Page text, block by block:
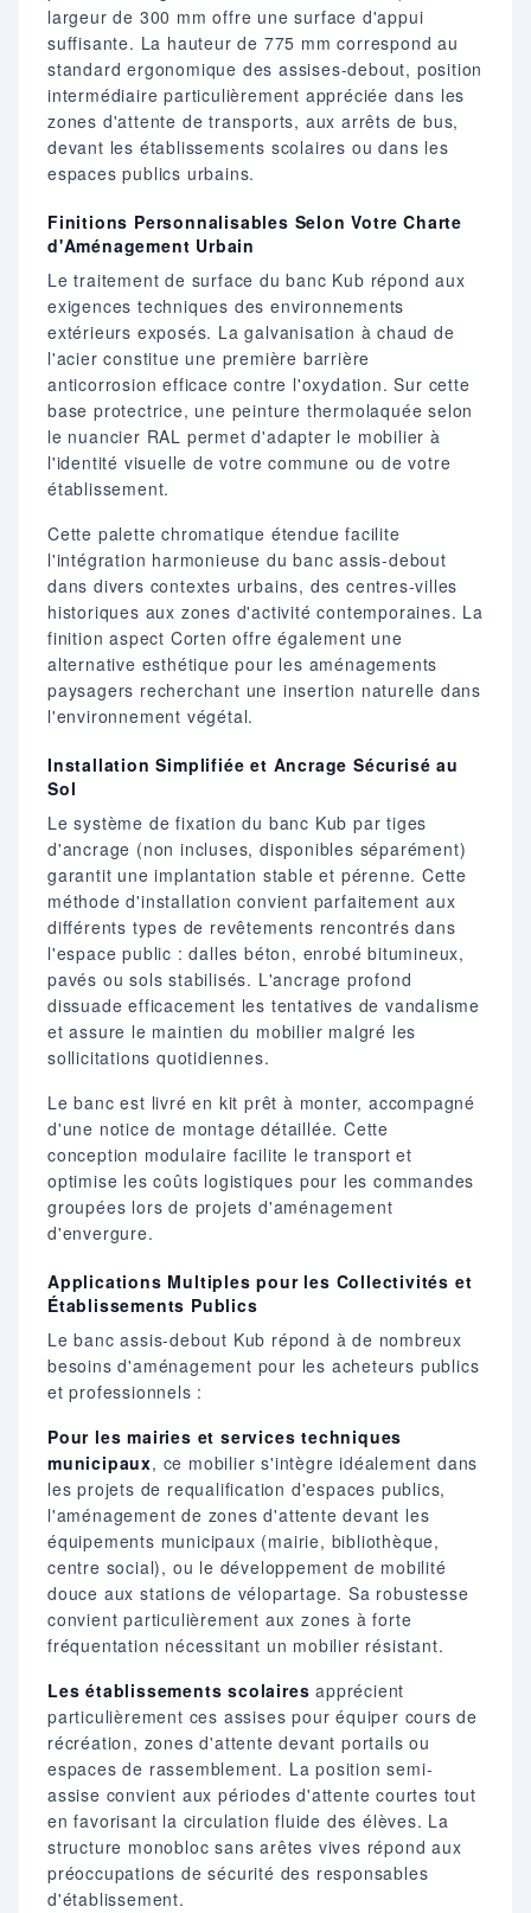
largeur de 300 mm offre une surface d'appui
suffisante. La hauteur de 775 mm correspond au
standard ergonomique des assises-debout, position
intermédiaire particulièrement appréciée dans les
zones d'attente de transports, aux arrêts de bus,
devant les établissements scolaires ou dans les
espaces publics urbains.
Finitions Personnalisables Selon Votre Charte
d'Aménagement Urbain
Le traitement de surface du banc Kub répond aux
exigences techniques des environnements
extérieurs exposés. La galvanisation à chaud de
l'acier constitue une première barrière
anticorrosion efficace contre l'oxydation. Sur cette
base protectrice, une peinture thermolaquée selon
le nuancier RAL permet d'adapter le mobilier à
l'identité visuelle de votre commune ou de votre
établissement.
Cette palette chromatique étendue facilite
l'intégration harmonieuse du banc assis-debout
dans divers contextes urbains, des centres-villes
historiques aux zones d'activité contemporaines. La
finition aspect Corten offre également une
alternative esthétique pour les aménagements
paysagers recherchant une insertion naturelle dans
l'environnement végétal.
Installation Simplifiée et Ancrage Sécurisé au
Sol
Le système de fixation du banc Kub par tiges
d'ancrage (non incluses, disponibles séparément)
garantit une implantation stable et pérenne. Cette
méthode d'installation convient parfaitement aux
différents types de revêtements rencontrés dans
l'espace public : dalles béton, enrobé bitumineux,
pavés ou sols stabilisés. L'ancrage profond
dissuade efficacement les tentatives de vandalisme
et assure le maintien du mobilier malgré les
sollicitations quotidiennes.
Le banc est livré en kit prêt à monter, accompagné
d'une notice de montage détaillée. Cette
conception modulaire facilite le transport et
optimise les coûts logistiques pour les commandes
groupées lors de projets d'aménagement
d'envergure.
Applications Multiples pour les Collectivités et
Établissements Publics
Le banc assis-debout Kub répond à de nombreux
besoins d'aménagement pour les acheteurs publics
et professionnels :
Pour les mairies et services techniques
municipaux, ce mobilier s'intègre idéalement dans
les projets de requalification d'espaces publics,
l'aménagement de zones d'attente devant les
équipements municipaux (mairie, bibliothèque,
centre social), ou le développement de mobilité
douce aux stations de vélopartage. Sa robustesse
convient particulièrement aux zones à forte
fréquentation nécessitant un mobilier résistant.
Les établissements scolaires apprécient
particulièrement ces assises pour équiper cours de
récréation, zones d'attente devant portails ou
espaces de rassemblement. La position semi-
assise convient aux périodes d'attente courtes tout
en favorisant la circulation fluide des élèves. La
structure monobloc sans arêtes vives répond aux
préoccupations de sécurité des responsables
d'établissement.